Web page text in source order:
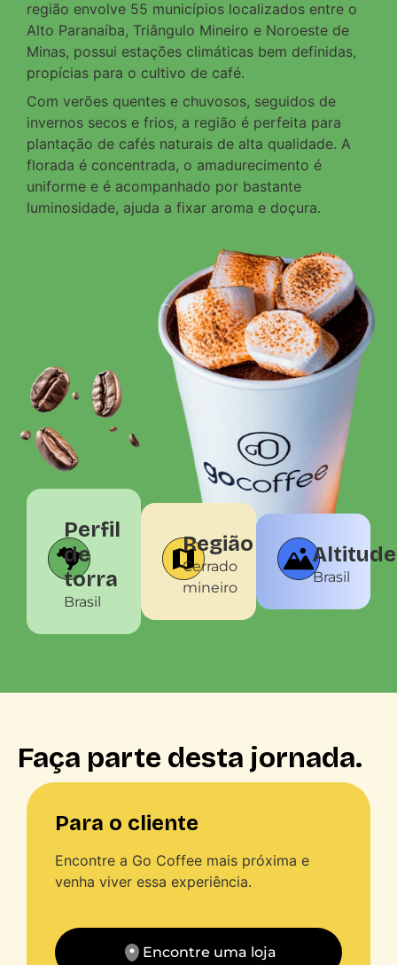
região envolve 55 municípios localizados entre o
Alto Paranaíba, Triângulo Mineiro e Noroeste de
Minas, possui estações climáticas bem definidas,
propícias para o cultivo de café.
Com verões quentes e chuvosos, seguidos de
invernos secos e frios, a região é perfeita para
plantação de cafés naturais de alta qualidade. A
florada é concentrada, o amadurecimento é
uniforme e é acompanhado por bastante
luminosidade, ajuda a fixar aroma e doçura.
Perfil
de
torra
Brasil
Região
Cerrado
mineiro
Altitude
Brasil
Faça parte desta jornada.
Para o cliente
Encontre a Go Coffee mais próxima e
venha viver essa experiência.
Encontre uma loja